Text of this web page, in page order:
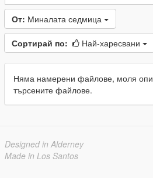
От: Миналата седмица
Сортирай по: Най-харесвани
Няма намерени файлове, моля
търсените файлове.
Designed in Alderney
Made in Los Santos